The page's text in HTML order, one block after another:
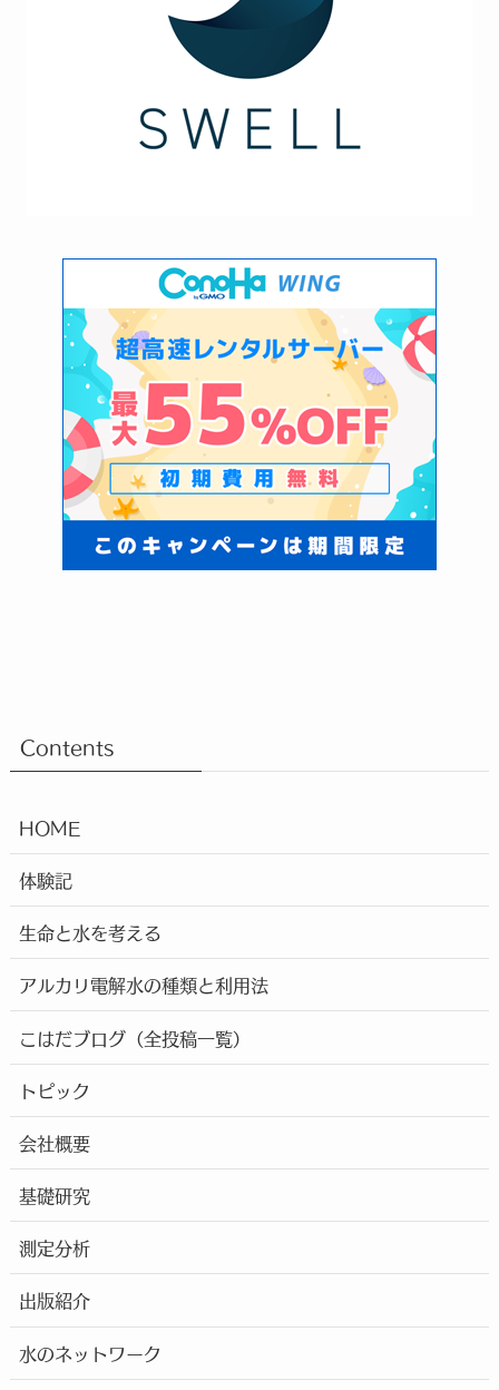
Contents
HOME
体験記
生命と水を考える
アルカリ電解水の種類と利用法
こはだブログ（全投稿一覧）
トピック
会社概要
基礎研究
測定分析
出版紹介
水のネットワーク